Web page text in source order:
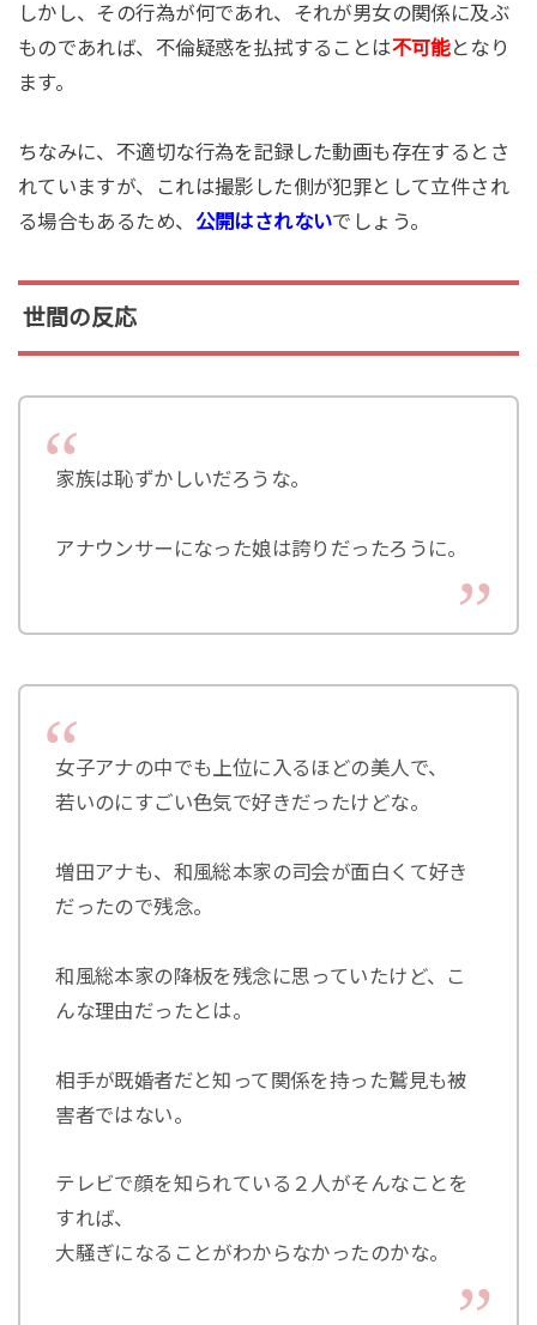
しかし、その行為が何であれ、それが男女の関係に及ぶ
ものであれば、不倫疑惑を払拭することは不可能となり
ます。
ちなみに、不適切な行為を記録した動画も存在するとさ
れていますが、これは撮影した側が犯罪として立件され
る場合もあるため、 公開はされないでしょう。
世間の反応
家族は恥ずかしいだろうな。
アナウンサーになった娘は誇りだったろうに。
女子アナの中でも上位に入るほどの美人で、
若いのにすごい色気で好きだったけどな。
増田アナも、和風総本家の司会が面白くて好き
だったので残念。
和風総本家の降板を残念に思っていたけど、こ
んな理由だったとは。
相手が既婚者だと知って関係を持った鷲見も被
害者ではない。
テレビで顔を知られている２人がそんなことを
すれば、
大騒ぎになることがわからなかったのかな。